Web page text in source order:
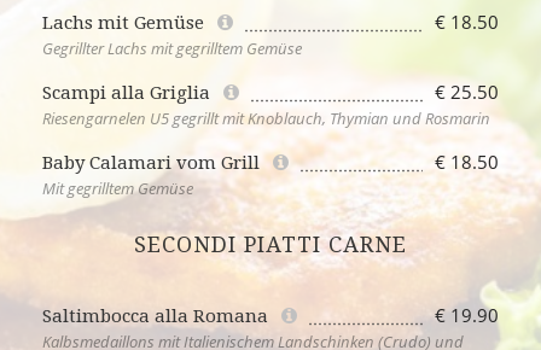
Lachs mit Gemüse € 18.50
Gegrillter Lachs mit gegrilltem Gemüse
Scampi alla Griglia € 25.50
Riesengarnelen U5 gegrillt mit Knoblauch, Thymian und Rosmarin
Baby Calamari vom Grill € 18.50
Mit gegrilltem Gemüse
SECONDI PIATTI CARNE
Saltimbocca alla Romana € 19.90
Kalbsmedaillons mit Italienischem Landschinken (Crudo) und